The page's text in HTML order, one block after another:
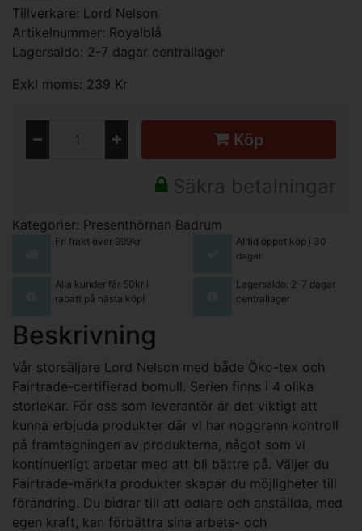
Tillverkare: Lord Nelson
Artikelnummer: Royalblå
Lagersaldo: 2-7 dagar centrallager
Exkl moms: 239 Kr
Köp
Säkra betalningar
Kategorier: Presenthörnan Badrum
Fri frakt över 999kr
Alltid öppet köp i 30
dagar
Alla kunder får 50kr i
rabatt på nästa köp!
Lagersaldo: 2-7 dagar
centrallager
Beskrivning
Vår storsäljare Lord Nelson med både Öko-tex och
Fairtrade-certifierad bomull. Serien finns i 4 olika
storlekar. För oss som leverantör är det viktigt att
kunna erbjuda produkter där vi har noggrann kontroll
på framtagningen av produkterna, något som vi
kontinuerligt arbetar med att bli bättre på. Väljer du
Fairtrade-märkta produkter skapar du möjligheter till
förändring. Du bidrar till att odlare och anställda, med
egen kraft, kan förbättra sina arbets- och